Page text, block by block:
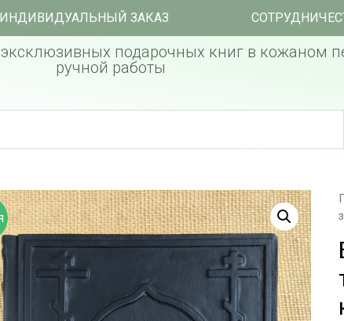
ИНДИВИДУАЛЬНЫЙ ЗАКАЗ
подарочных книг в кожаном
ручной работы